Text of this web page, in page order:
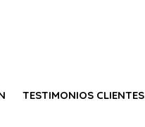
TESTIMONIOS CLIENTES